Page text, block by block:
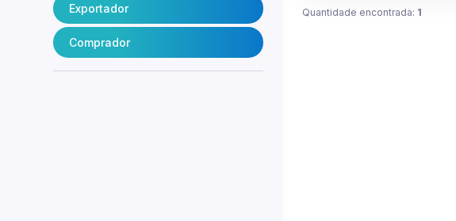
Exportador
Comprador
Quantidade encontrada: 1